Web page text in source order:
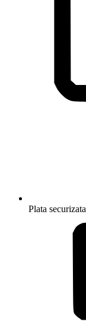
Plata securizata